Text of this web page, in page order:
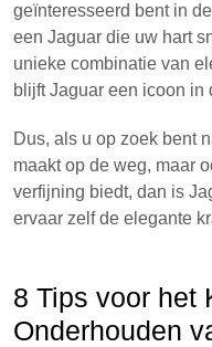
geïnteresseerd bent in
een Jaguar die uw hart
unieke combinatie van
blijft Jaguar een icoon in
Dus, als u op zoek bent
maakt op de weg, maar
verfijning biedt, dan is
ervaar zelf de elegante
8 Tips voor het
Onderhouden